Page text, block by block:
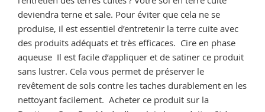
deviendra terne et sale. Pour éviter que cela ne se
produise, il est essentiel d’entretenir la terre cuite avec
des produits adéquats et très efficaces. Cire en phase
aqueuse Il est facile d’appliquer et de satiner ce produit
sans lustrer. Cela vous permet de préserver le
revêtement de sols contre les taches durablement en les
nettoyant facilement. Acheter ce produit sur la